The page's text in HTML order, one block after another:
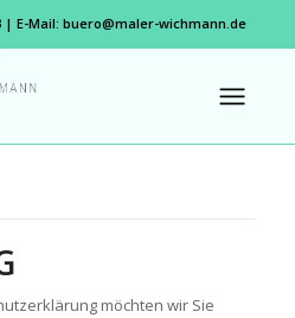
| E-Mail:buero@maler-wichmann.de
möchten wir Sie